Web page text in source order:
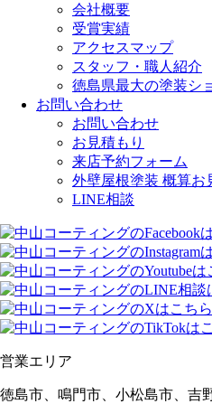
会社概要
受賞実績
アクセスマップ
スタッフ・職人紹介
徳島県最大の塗装シ
お問い合わせ
お問い合わせ
お見積もり
来店予約フォーム
外壁屋根塗装 概算お
LINE相談
営業エリア
徳島市、鳴門市、小松島市、吉